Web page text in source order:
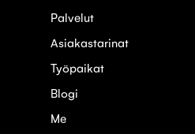
Palvelut
Asiakastarinat
Työpaikat
Blogi
Me